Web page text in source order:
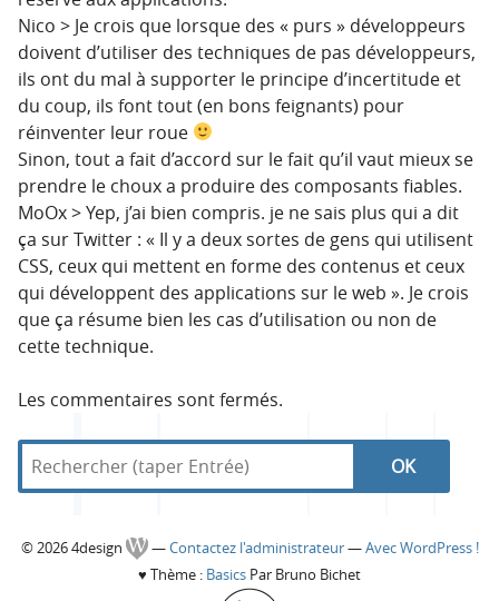
Nico > Je crois que lorsque des « purs » développeurs
doivent d’utiliser des techniques de pas développeurs,
ils ont du mal à supporter le principe d’incertitude et
du coup, ils font tout (en bons feignants) pour
réinventer leur roue
Sinon, tout a fait d’accord sur le fait qu’il vaut mieux se
prendre le choux a produire des composants fiables.
MoOx > Yep, j’ai bien compris. je ne sais plus qui a dit
ça sur Twitter : « Il y a deux sortes de gens qui utilisent
CSS, ceux qui mettent en forme des contenus et ceux
qui développent des applications sur le web ». Je crois
que ça résume bien les cas d’utilisation ou non de
cette technique.
Les commentaires sont fermés.
R
R
e
d
4
C
© 2026 4design —Contactez l'administrateur—Avec WordPress !
♥ Thème : Basics Par Bruno Bichet